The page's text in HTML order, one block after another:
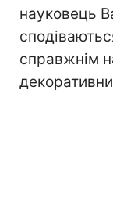
науковець
справжнім